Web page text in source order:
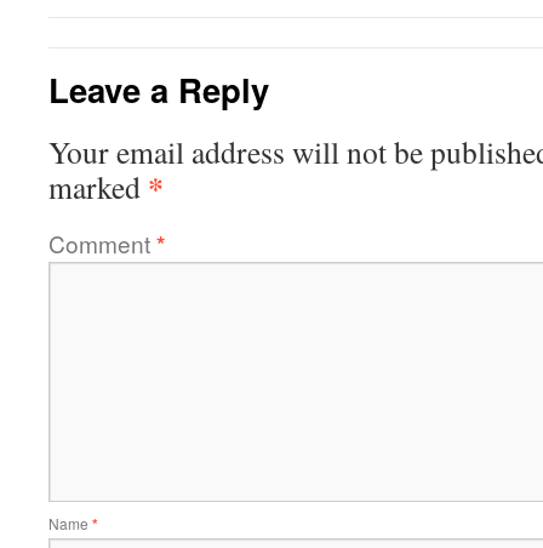
Leave a Reply
Your email address will not be
marked *
Comment*
Name *